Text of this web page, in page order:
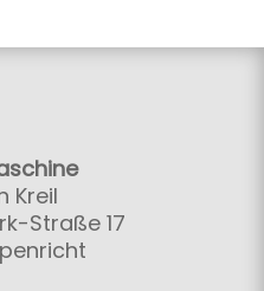
Kreil
Straße 17